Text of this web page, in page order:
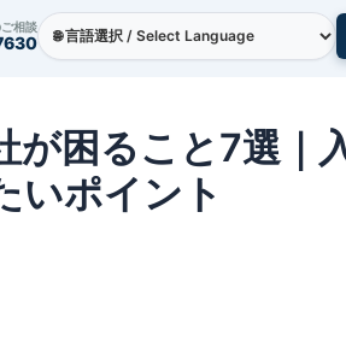
相談
が困ること7選｜
いポイント